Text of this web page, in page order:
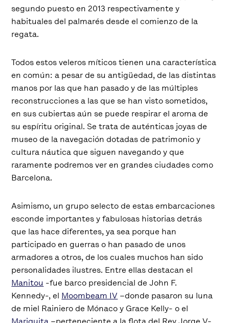
segundo puesto en 2013 respectivamente y
habituales del palmarés desde el comienzo de la
regata.
Todos estos veleros míticos tienen una característica
en común: a pesar de su antigüedad, de las distintas
manos por las que han pasado y de las múltiples
reconstrucciones a las que se han visto sometidos,
en sus cubiertas aún se puede respirar el aroma de
su espíritu original. Se trata de auténticas joyas de
museo de la navegación dotadas de patrimonio y
cultura náutica que siguen navegando y que
raramente podremos ver en grandes ciudades como
Barcelona.
Asimismo, un grupo selecto de estas embarcaciones
esconde importantes y fabulosas historias detrás
que las hace diferentes, ya sea porque han
participado en guerras o han pasado de unos
armadores a otros, de los cuales muchos han sido
personalidades ilustres. Entre ellas destacan el
Manitou -fue barco presidencial de John F.
Kennedy-, el Moombeam IV –donde pasaron su luna
de miel Rainiero de Mónaco y Grace Kelly- o el